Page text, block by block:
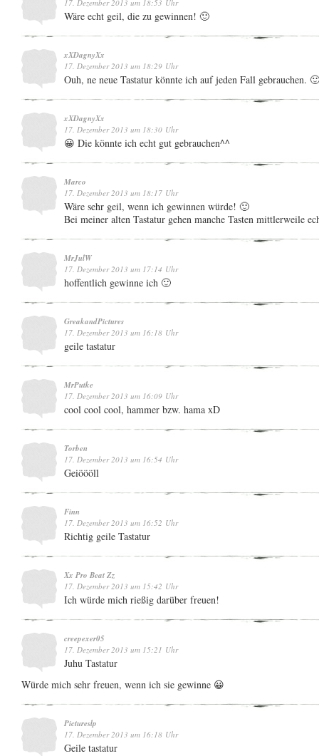
17. Dezember 2013 um 18:53 Uhr
Wäre echt geil, die zu gewinnen! 🙂
xXDagnyXx
17. Dezember 2013 um 18:29 Uhr
Ouh, ne neue Tastatur könnte ich auf jeden Fall gebrauchen. 🙂
xXDagnyXx
17. Dezember 2013 um 18:30 Uhr
😀 Die könnte ich echt gut gebrauchen^^
Marco
17. Dezember 2013 um 18:17 Uhr
Wäre sehr geil, wenn ich gewinnen würde! 🙂
Bei meiner alten Tastatur gehen manche Tasten mittlerweile
MrJulW
17. Dezember 2013 um 17:14 Uhr
hoffentlich gewinne ich 🙂
GreakandPictures
17. Dezember 2013 um 16:18 Uhr
geile tastatur
MrPutke
17. Dezember 2013 um 16:09 Uhr
cool cool cool, hammer bzw. hama xD
Torben
17. Dezember 2013 um 16:54 Uhr
Geiöööll
Finn
17. Dezember 2013 um 16:52 Uhr
Richtig geile Tastatur
Xx Pro Beat Zz
17. Dezember 2013 um 15:42 Uhr
Ich würde mich rießig darüber freuen!
creepexer05
17. Dezember 2013 um 15:21 Uhr
Juhu Tastatur
Würde mich sehr freuen, wenn ich sie gewinne 😀
Pictureslp
17. Dezember 2013 um 16:18 Uhr
Geile tastatur